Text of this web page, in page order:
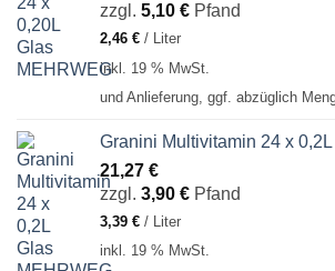
zzgl. 5,10 € Pfand
2,46 € / Liter
inkl. 19 % MwSt.
und Anlieferung, ggf. abzüglich
Granini Multivitamin 24 x
21,27 €
zzgl. 3,90 € Pfand
3,39 € / Liter
inkl. 19 % MwSt.